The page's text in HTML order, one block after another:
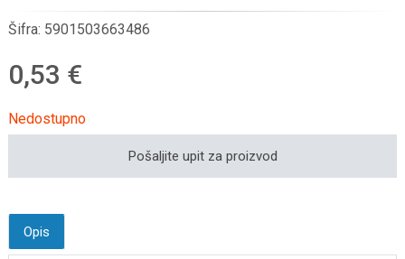
Šifra: 5901503663486
0,53 €
Nedostupno
Pošaljite upit za proizvod
Opis